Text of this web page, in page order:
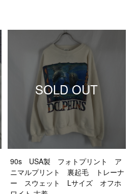
SOLD OUT
90s USA製 フォトプリント ア
ニマルプリント 裏起毛 トレーナ
ー スウェット Lサイズ オフホ